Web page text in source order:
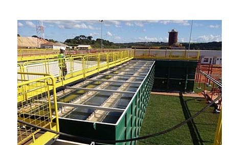
CONTRIBUIÇÃO ASSOCIATIVA OU ANUIDADE DE SÓCIO
CONTRIBUIÇÃO SINDICAL URBANA
REVISÃO DE APOSENTADORIA
FGTS EXPURGOS
FGTS CORREÇÃO
LEGISLAÇÃO